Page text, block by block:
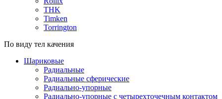
THK
Timken
Torrington
По виду тел качения
Шариковые
Радиальные
Радиальные сферические
Радиально-упорные
Радиально-упорные с четырехточечным контактом